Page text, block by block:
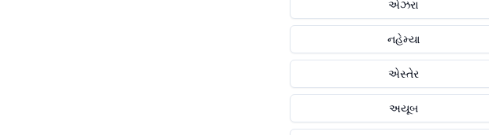
એઝરા
નહેમ્યા
એસ્તેર
અયૂબ